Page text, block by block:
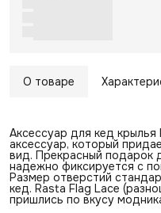
О товаре
Аксессуар для кед крылья
аксессуар, который
вид. Прекрасный подарок
надежно фиксируется с
Размер отверстий
кед. Rasta Flag Lace
пришлись по вкусу